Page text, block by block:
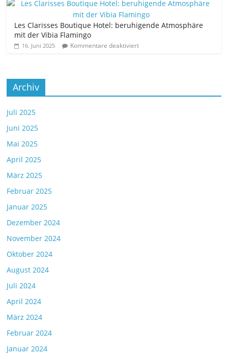
Les Clarisses Boutique Hotel: beruhigende Atmosphäre
mit der Vibia Flamingo
16. Juni 2025 Kommentare deaktiviert
Archiv
Juli 2025
Juni 2025
Mai 2025
April 2025
März 2025
Februar 2025
Januar 2025
Dezember 2024
November 2024
Oktober 2024
August 2024
Juli 2024
April 2024
März 2024
Februar 2024
Januar 2024